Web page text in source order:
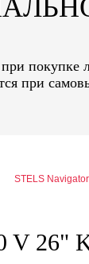
покупке
при
STELS
V 26"